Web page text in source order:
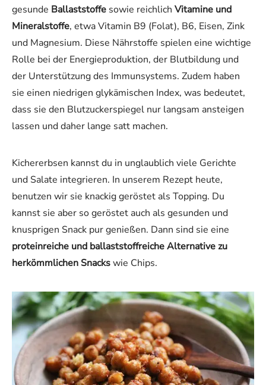
gesunde Ballaststoffe sowie reichlich Vitamine und
Mineralstoffe, etwa Vitamin B9 (Folat), B6, Eisen, Zink
und Magnesium. Diese Nährstoffe spielen eine wichtige
Rolle bei der Energieproduktion, der Blutbildung und
der Unterstützung des Immunsystems. Zudem haben
sie einen niedrigen glykämischen Index, was bedeutet,
dass sie den Blutzuckerspiegel nur langsam ansteigen
lassen und daher lange satt machen.
Kichererbsen kannst du in unglaublich viele Gerichte
und Salate integrieren. In unserem Rezept heute,
benutzen wir sie knackig geröstet als Topping. Du
kannst sie aber so geröstet auch als gesunden und
knusprigen Snack pur genießen. Dann sind sie eine
proteinreiche und ballaststoffreiche Alternative zu
herkömmlichen Snackswie Chips.